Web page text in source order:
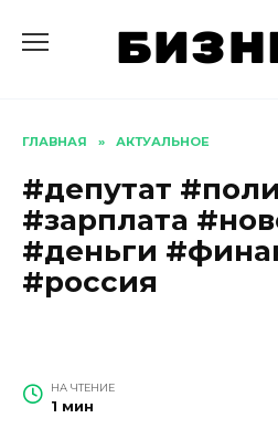
содержанию
ГЛАВНАЯ » АКТУАЛЬНОЕ
#депутат
#зарплата
#деньги
#россия
НА ЧТЕНИЕ
1 мин